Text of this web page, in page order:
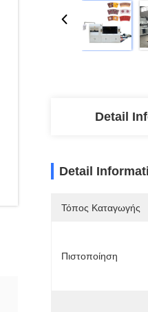
Detail
Detail
Τόπος Καταγωγής
Πιστοποίηση